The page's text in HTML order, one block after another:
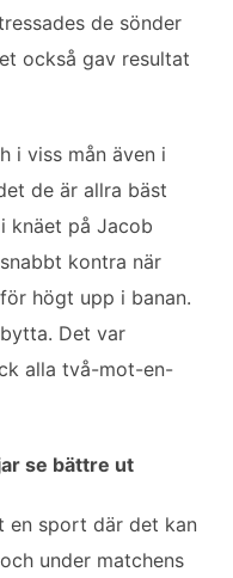
de sönder
också gav resultat
i viss mån även i
de är allra bäst
knäet på Jacob
kontra när
högt upp i banan.
Det var
alla två-mot-en-
se bättre ut
en sport där det kan
under matchens